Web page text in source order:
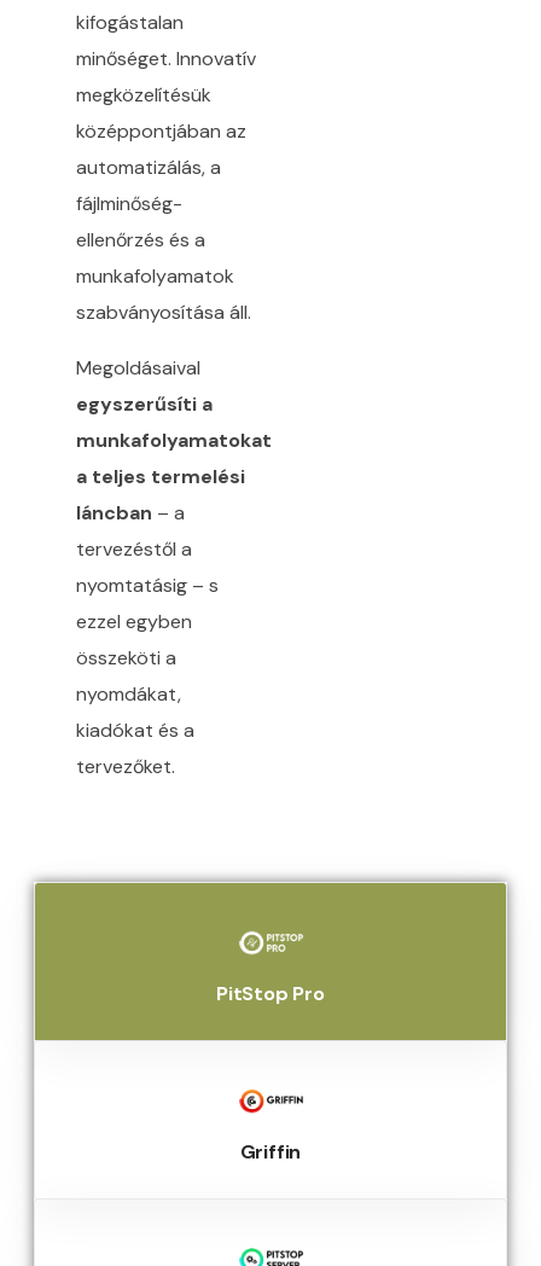
kifogástalan
minőséget. Innovatív
megközelítésük
középpontjában az
automatizálás, a
fájlminőség-
ellenőrzés és a
munkafolyamatok
szabványosítása áll.
Megoldásaival
egyszerűsíti a
munkafolyamatokat
a teljes termelési
láncban – a
tervezéstől a
nyomtatásig – s
ezzel egyben
összeköti a
nyomdákat,
kiadókat és a
tervezőket.
PitStop Pro
Griffin